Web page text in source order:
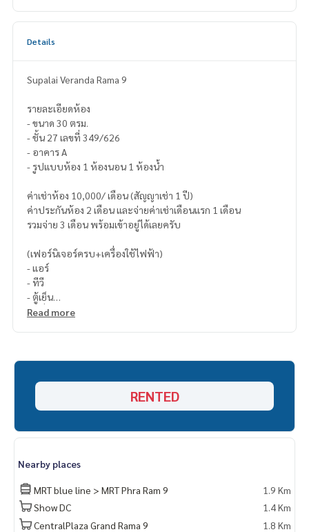
Details
Supalai Veranda Rama 9
รายละเอียดห้อง
- ขนาด 30 ตรม.
- ชั้น 27 เลขที่ 349/626
- อาคาร A
- รูปแบบห้อง 1 ห้องนอน 1 ห้องน้ำ
ค่าเช่าห้อง 10,000/ เดือน (สัญญาเช่า 1 ปี)
ค่าประกันห้อง 2 เดือน และจ่ายค่าเช่าเดือนแรก 1 เดือน
รวมจ่าย 3 เดือน พร้อมเข้าอยู่ได้เลยครับ
(เฟอร์นิเจอร์ครบ+เครื่องใช้ไฟฟ้า)
- แอร์
- ทีวี
- ตู้เย็น
- เครื่องทำน้ำอุ่น
Read more
RENTED
Nearby places
MRT blue line > MRT Phra Ram 9
1.9 Km
Show DC
1.4 Km
CentralPlaza Grand Rama 9
1.8 Km